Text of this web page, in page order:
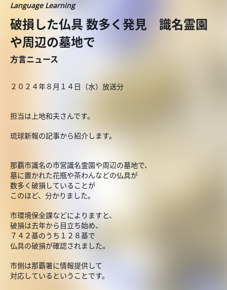
Language Learning
破損した仏具 数多く発見 識名霊園
や周辺の墓地で
方言ニュース
２０２４年８月１４日（水）放送分
担当は上地和夫さんです。
琉球新報の記事から紹介します。
那覇市識名の市営識名霊園や周辺の墓地で、
墓に置かれた花瓶や茶わんなどの仏具が
数多く破損していることが
このほど、分かりました。
市環境保全課などによりますと、
破損は去年から目立ち始め、
７４２基のうち１２８基で
仏具の破損が確認されました。
市側は那覇署に情報提供して
対応しているということです。